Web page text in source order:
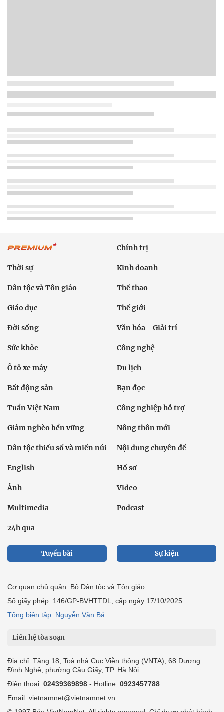
Chính trị
Thời sự Kinh doanh
Dân tộc và Tôn giáo Thể thao
Giáo dục Thế giới
Đời sống Văn hóa - Giải trí
Sức khỏe Công nghệ
Ô tô xe máy Du lịch
Bất động sản Bạn đọc
Tuần Việt Nam Công nghiệp hỗ trợ
Giảm nghèo bền vững Nông thôn mới
Dân tộc thiểu số và miền núi Nội dung chuyên đề
English Hồ sơ
Ảnh Video
Multimedia Podcast
24h qua
Tuyến bài Sự kiện
Cơ quan chủ quản: Bộ Dân tộc và Tôn giáo
Số giấy phép: 146/GP-BVHTTDL, cấp ngày 17/10/2025
Tổng biên tập: Nguyễn Văn Bá
Liên hệ tòa soạn
Địa chỉ: Tầng 18, Toà nhà Cục Viễn thông (VNTA), 68 Dương
Đình Nghệ, phường Cầu Giấy, TP. Hà Nội.
Điện thoại: 02439369898 - Hotline: 0923457788
Email: vietnamnet@vietnamnet.vn